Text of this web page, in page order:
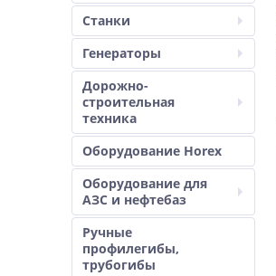
Станки
Генераторы
Дорожно-
строительная
техника
Оборудование Horex
Оборудование для
АЗС и нефтебаз
Ручные
профилегибы,
трубогибы